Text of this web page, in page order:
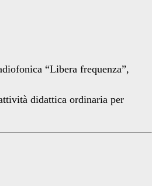
“Libera frequenza”,
didattica ordinaria per